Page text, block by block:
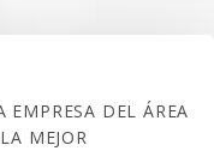
EMPRESA DEL ÁREA
MEJOR